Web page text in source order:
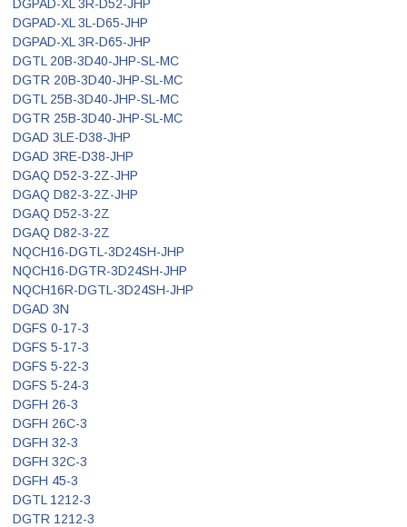
DGPAD-XL 3R-D52-JHP
DGPAD-XL 3L-D65-JHP
DGPAD-XL 3R-D65-JHP
DGTL 20B-3D40-JHP-SL-MC
DGTR 20B-3D40-JHP-SL-MC
DGTL 25B-3D40-JHP-SL-MC
DGTR 25B-3D40-JHP-SL-MC
DGAD 3LE-D38-JHP
DGAD 3RE-D38-JHP
DGAQ D52-3-2Z-JHP
DGAQ D82-3-2Z-JHP
DGAQ D52-3-2Z
DGAQ D82-3-2Z
NQCH16-DGTL-3D24SH-JHP
NQCH16-DGTR-3D24SH-JHP
NQCH16R-DGTL-3D24SH-JHP
DGAD 3N
DGFS 0-17-3
DGFS 5-17-3
DGFS 5-22-3
DGFS 5-24-3
DGFH 26-3
DGFH 26C-3
DGFH 32-3
DGFH 32C-3
DGFH 45-3
DGTL 1212-3
DGTR 1212-3